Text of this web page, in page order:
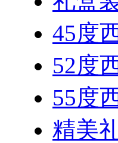
45度
52度
55度
精美